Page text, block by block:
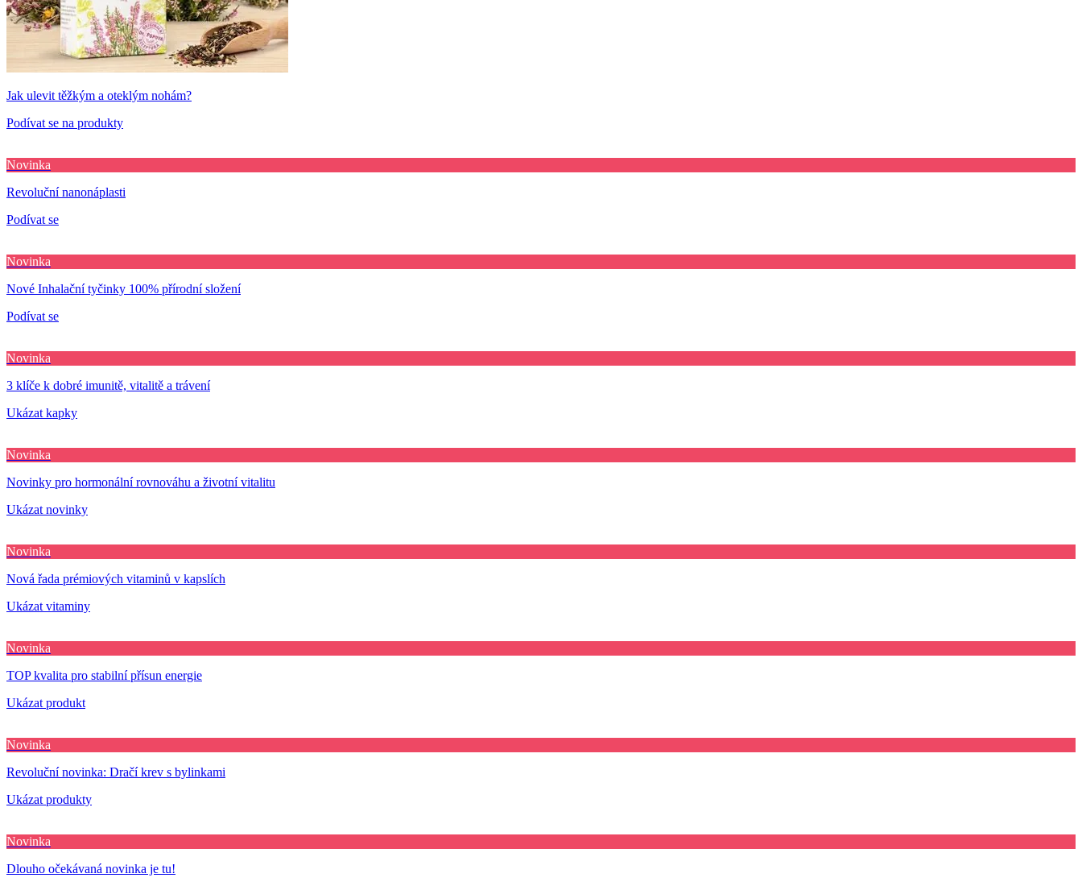
Jak ulevit těžkým a oteklým nohám?
Podívat se na produkty
Novinka
Revoluční nanonáplasti
Podívat se
Novinka
Nové Inhalační tyčinky 100% přírodní složení
Podívat se
Novinka
3 klíče k dobré imunitě, vitalitě a trávení
Ukázat kapky
Novinka
Novinky pro hormonální rovnováhu a životní vitalitu
Ukázat novinky
Novinka
Nová řada prémiových vitaminů v kapslích
Ukázat vitaminy
Novinka
TOP kvalita pro stabilní přísun energie
Ukázat produkt
Novinka
Revoluční novinka: Dračí krev s bylinkami
Ukázat produkty
Novinka
Dlouho očekávaná novinka je tu!